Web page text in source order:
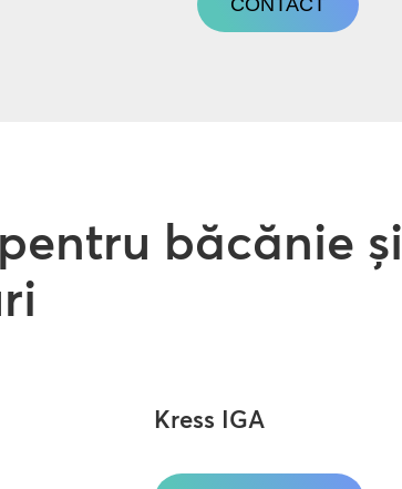
băcănie și
Kress IGA